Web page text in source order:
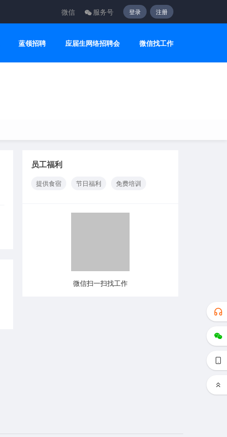
微信 服务号 登录 注册
蓝领招聘 应届生网络招聘会 微信找工作
员工福利
提供食宿 节日福利 免费培训
微信扫一扫找工作